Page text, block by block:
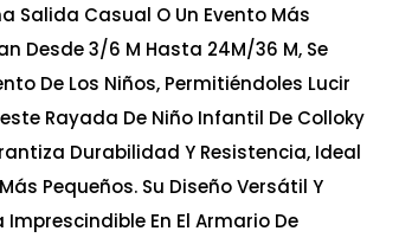
Salida Casual O Un Evento Más
Desde 3/6 M Hasta 24M/36 M, Se
De Los Niños, Permitiéndoles Lucir
Rayada De Niño Infantil De Colloky
Durabilidad Y Resistencia, Ideal
Pequeños. Su Diseño Versátil Y
Imprescindible En El Armario De